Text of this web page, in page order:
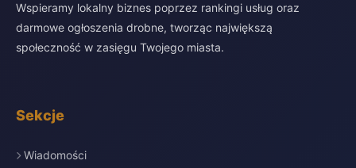
Wspieramy lokalny biznes poprzez rankingi usług oraz
darmowe ogłoszenia drobne, tworząc największą
społeczność w zasięgu Twojego miasta.
Sekcje
Wiadomości